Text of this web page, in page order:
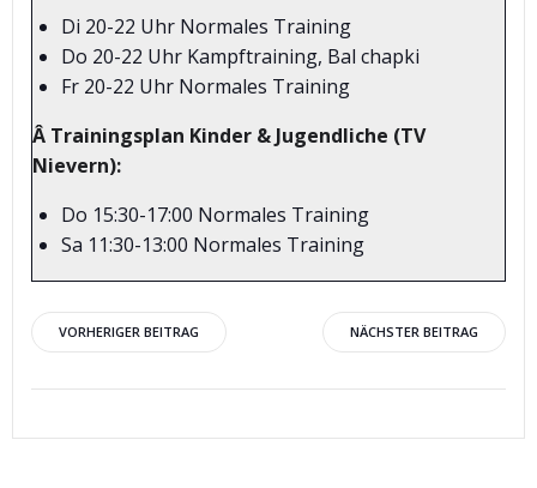
Di 20-22 Uhr Normales Training
Do 20-22 Uhr Kampftraining, Bal chapki
Fr 20-22 Uhr Normales Training
Â Trainingsplan Kinder & Jugendliche (TV
Nievern):
Do 15:30-17:00 Normales Training
Sa 11:30-13:00 Normales Training
Beitragsnavigation
VORHERIGER BEITRAG NÄCHSTER BEITRAG